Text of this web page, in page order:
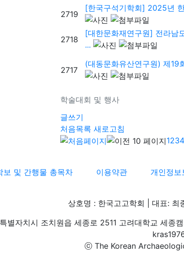
학술대회 및 행사
2719
[한국구석기학회] 2025년
2718
[대한문화재연구원] 전라남
...
2717
(대동문화유산연구원) 제19
글쓰기
처음목록 새로고침
1234
보 및 간행물 총목차 이용약관 개인정보
상호명 : 한국고고학회 | 대표:
별자치시 조치원읍 세종로 2511 고려대학교 세
ⓒ The Korean